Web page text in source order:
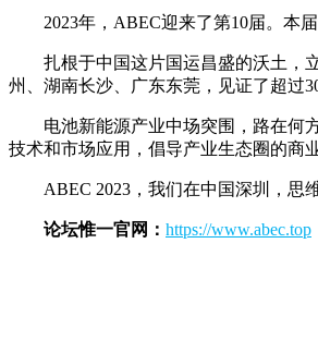
2023年，ABEC迎来了第10届。本
扎根于中国这片国运昌盛的沃土，
州、湖南长沙、广东东莞，见证了超过
电池新能源产业中场突围，路在何
技术和市场应用，倡导产业生态圈的商
ABEC 2023，我们在中国深圳，思
论坛惟一官网： https://www.abec.top